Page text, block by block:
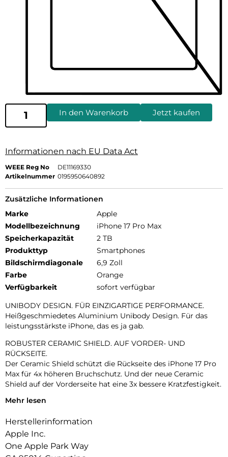
In den Warenkorb Jetzt kaufen
Informationen nach EU Data Act
WEEE Reg No
DE11169330
Artikelnummer 0195950640892
Zusätzliche Informationen
Marke
Apple
Modellbezeichnung
iPhone 17 Pro Max
Speicherkapazität
2 TB
Produkttyp
Smartphones
Bildschirmdiagonale
6,9 Zoll
Farbe
Orange
Verfügbarkeit
sofort verfügbar
UNIBODY DESIGN. FÜR EINZIGARTIGE PERFORMANCE.
Heißgeschmiedetes Aluminium Unibody Design. Für das
leistungsstärkste iPhone, das es ja gab.
ROBUSTER CERAMIC SHIELD. AUF VORDER- UND
RÜCKSEITE.
Der Ceramic Shield schützt die Rückseite des iPhone 17 Pro
Max für 4x höheren Bruchschutz. Und der neue Ceramic
Shield auf der Vorderseite hat eine 3x bessere Kratzfestigkeit.
DAS ULTIMATIVE PRO KAMERA-SYSTEM.
dem größten Zoombereich, den es je bei einem iPhone gab.
Das ist wie 8 Pro Objektive in deiner Hosentasche.
18MP CENTER STAGE FRONTKAMERA.
Mehr lesen
Herstellerinformation
Apple Inc.
One Apple Park Way